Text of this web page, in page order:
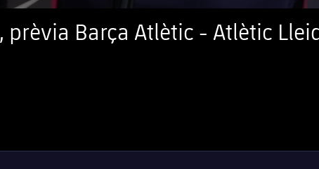
Barça Atlètic - Atlètic